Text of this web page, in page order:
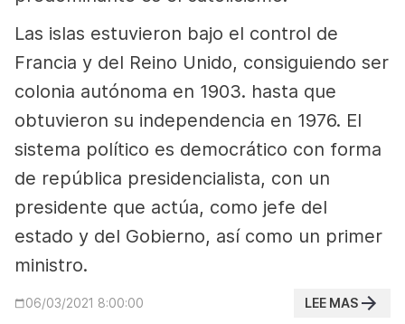
Las islas estuvieron bajo el control de
Francia y del Reino Unido, consiguiendo ser
colonia autónoma en 1903. hasta que
obtuvieron su independencia en 1976. El
sistema político es democrático con forma
de república presidencialista, con un
presidente que actúa, como jefe del
estado y del Gobierno, así como un primer
ministro.
06/03/2021 8:00:00 LEE MAS